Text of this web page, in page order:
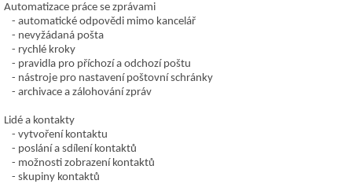
Automatizace práce se zprávami
automatické odpovědi mimo kancelář
nevyžádaná pošta
rychlé kroky
pravidla pro příchozí a odchozí poštu
nástroje pro nastavení poštovní schránky
archivace a zálohování zpráv
Lidé a kontakty
vytvoření kontaktu
poslání a sdílení kontaktů
možnosti zobrazení kontaktů
skupiny kontaktů